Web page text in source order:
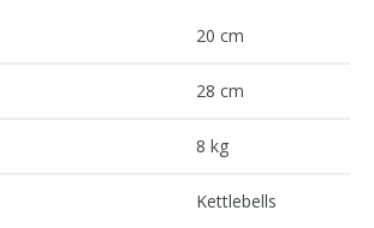
20 cm
28 cm
8 kg
Kettlebells